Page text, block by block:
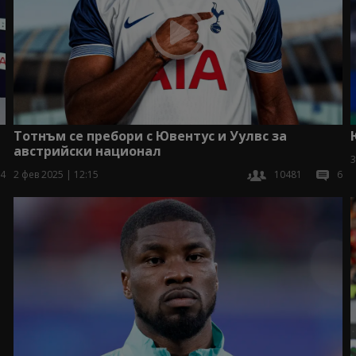
4
Тотнъм се пребори с Ювентус и Уулвс за
австрийски национал
2 фев 2025 | 12:15 10481 6